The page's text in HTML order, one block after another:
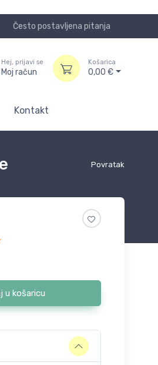
Često postavljena pitanja
Hej, prijavi se
Moj račun
Košarica
0,00 €
Kontakt
Povratak
u košaricu